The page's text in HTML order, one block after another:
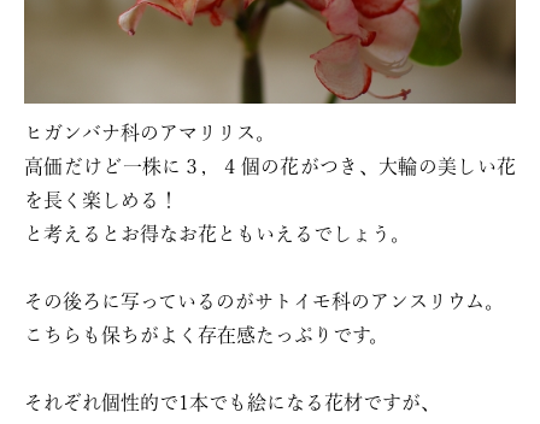
ヒガンバナ科のアマリリス。
高価だけど一株に３，４個の花がつき、大輪の美しい花
を長く楽しめる！
と考えるとお得なお花ともいえるでしょう。
その後ろに写っているのがサトイモ科のアンスリウム。
こちらも保ちがよく存在感たっぷりです。
それぞれ個性的で1本でも絵になる花材ですが、